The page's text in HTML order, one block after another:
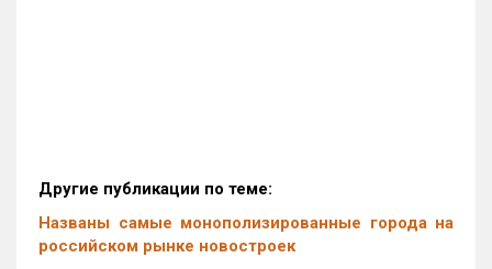
Другие публикации по теме:
Названы самые монополизированные города на
российском рынке новостроек